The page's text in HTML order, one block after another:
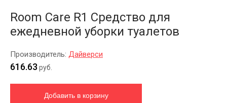
Room Care R1 Средство для
ежедневной уборки туалетов
Производитель: Дайверси
616.63 руб.